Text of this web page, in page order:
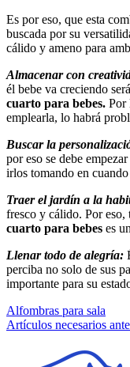
Es por eso, que esta
buscada por su
cálido y ameno para
Almacenar con
él bebe va creciendo
cuarto para bebes. Por
emplearla, lo habrá
Buscar la
por eso se debe
irlos tomando en
Traer el jardín a la
fresco y cálido. Por eso,
cuarto para bebes es
Llenar todo de alegría:
perciba no solo de sus
importante para su
Navegación
de
entradas
Alfombras para sala
Artículos necesarios